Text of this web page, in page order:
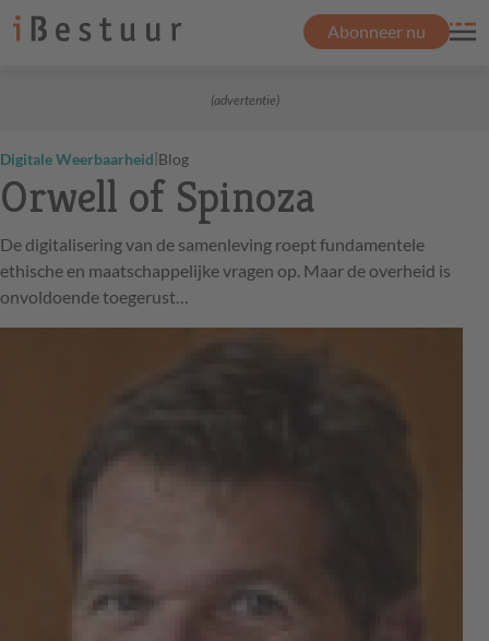
Abonneer nu
(advertentie)
Digitale Weerbaarheid|Blog
Orwell of Spinoza
De digitalisering van de samenleving roept fundamentele
ethische en maatschappelijke vragen op. Maar de overheid is
onvoldoende toegerust…